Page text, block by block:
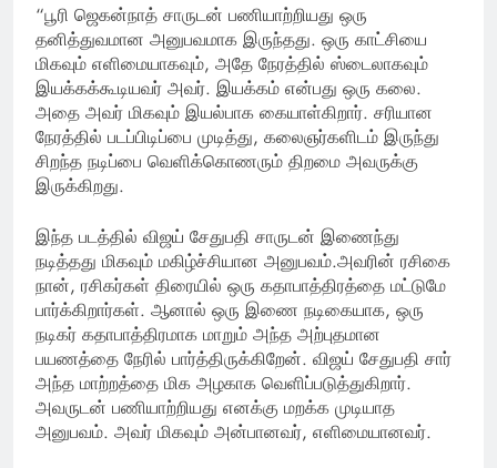
“பூரி ஜெகன்நாத் சாருடன் பணியாற்றியது ஒரு
தனித்துவமான அனுபவமாக இருந்தது. ஒரு காட்சியை
மிகவும் எளிமையாகவும், அதே நேரத்தில் ஸ்டைலாகவும்
இயக்கக்கூடியவர் அவர். இயக்கம் என்பது ஒரு கலை.
அதை அவர் மிகவும் இயல்பாக கையாள்கிறார். சரியான
நேரத்தில் படப்பிடிப்பை முடித்து, கலைஞர்களிடம் இருந்து
சிறந்த நடிப்பை வெளிக்கொணரும் திறமை அவருக்கு
இருக்கிறது.
இந்த படத்தில் விஜய் சேதுபதி சாருடன் இணைந்து
நடித்தது மிகவும் மகிழ்ச்சியான அனுபவம்.அவரின் ரசிகை
நான், ரசிகர்கள் திரையில் ஒரு கதாபாத்திரத்தை மட்டுமே
பார்க்கிறார்கள். ஆனால் ஒரு இணை நடிகையாக, ஒரு
நடிகர் கதாபாத்திரமாக மாறும் அந்த அற்புதமான
பயணத்தை நேரில் பார்த்திருக்கிறேன். விஜய் சேதுபதி சார்
அந்த மாற்றத்தை மிக அழகாக வெளிப்படுத்துகிறார்.
அவருடன் பணியாற்றியது எனக்கு மறக்க முடியாத
அனுபவம். அவர் மிகவும் அன்பானவர், எளிமையானவர்.